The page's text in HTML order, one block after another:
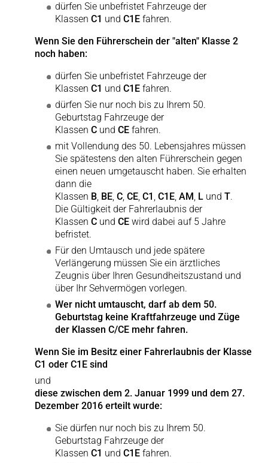
dürfen Sie unbefristet Fahrzeuge der
KlassenC1 undC1Efahren.
Wenn Sie den Führerschein der "alten" Klasse 2
noch haben:
dürfen Sie unbefristet Fahrzeuge der
KlassenC1 undC1Efahren.
dürfen Sie nur noch bis zu Ihrem 50.
Geburtstag Fahrzeuge der
KlassenC undCEfahren.
mit Vollendung des 50. Lebensjahres müssen
Sie spätestens den alten Führerschein gegen
einen neuen umgetauscht haben. Sie erhalten
dann die
Klassen B, BE,C,CE,C1 ,C1E,AM , L undT.
Die Gültigkeit der Fahrerlaubnis der
KlassenC undCEwird dabei auf 5 Jahre
befristet.
Für den Umtausch und jede spätere
Verlängerung müssen Sie ein ärztliches
Zeugnis über Ihren Gesundheitszustand und
über Ihr Sehvermögen vorlegen.
Wer nicht umtauscht, darf ab dem 50.
Geburtstag keine Kraftfahrzeuge und Züge
der Klassen C/CE mehr fahren.
Wenn Sie im Besitz einer Fahrerlaubnis der Klasse
C1 oder C1E sind
und
diese zwischen dem 2. Januar 1999 und dem 27.
Dezember 2016 erteilt wurde:
Sie dürfen nur noch bis zu Ihrem 50.
Geburtstag Fahrzeuge der
KlassenC1 undC1Efahren.